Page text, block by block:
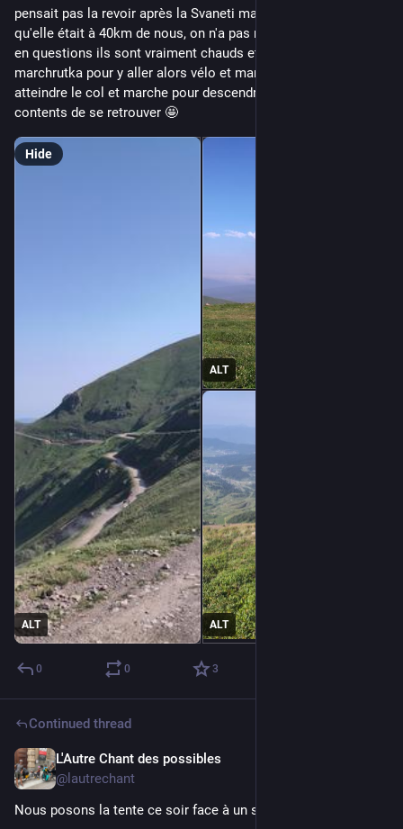
pensait pas la revoir après la Svaneti mais quand on a su
qu'elle était à 40km de nous, on n'a pas résisté. Bon, les 40km
en questions ils sont vraiment chauds et il n'y a pas de
marchrutka pour y aller alors vélo et marché sur piste pour
atteindre le col et marche pour descendre... On était super
contents de se retrouver 🤩
ALT
ALT
ALT
Hide
0 0 3
Continued thread
L'Autre Chant des possibles
@lautrechant
Nous posons la tente ce soir face à un spectacle grandiose